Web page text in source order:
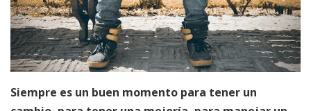
Siempre es un buen momento para tener un